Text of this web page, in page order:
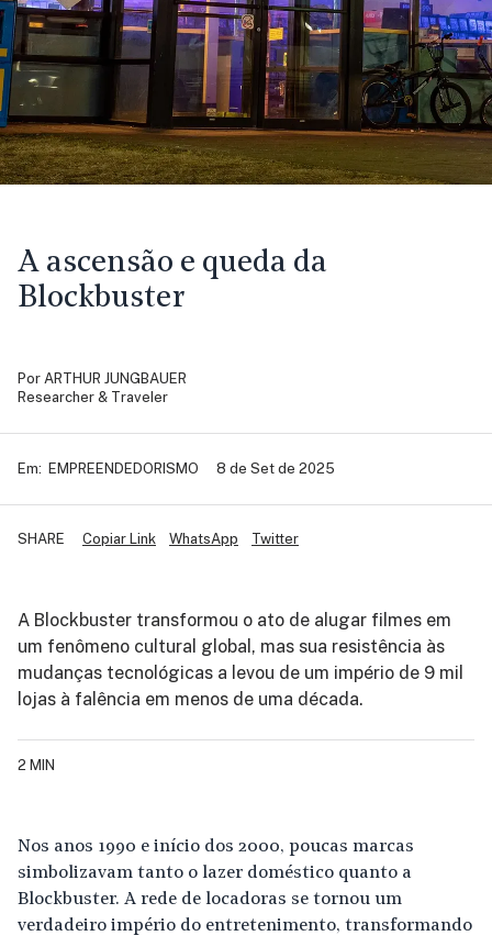
A ascensão e queda da
Blockbuster
Por ARTHUR JUNGBAUER
Researcher & Traveler
Em: EMPREENDEDORISMO 8 de Set de 2025
Copiar Link WhatsApp Twitter
SHARE
A Blockbuster transformou o ato de alugar filmes em
um fenômeno cultural global, mas sua resistência às
mudanças tecnológicas a levou de um império de 9 mil
lojas à falência em menos de uma década.
2 MIN
Nos anos 1990 e início dos 2000, poucas marcas
simbolizavam tanto o lazer doméstico quanto a
Blockbuster. A rede de locadoras se tornou um
verdadeiro império do entretenimento, transformando